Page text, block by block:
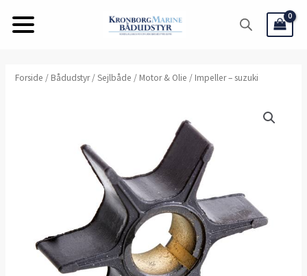
Forside / Bådudstyr/Sejlbåde / Motor & Olie / Impeller – suzuki